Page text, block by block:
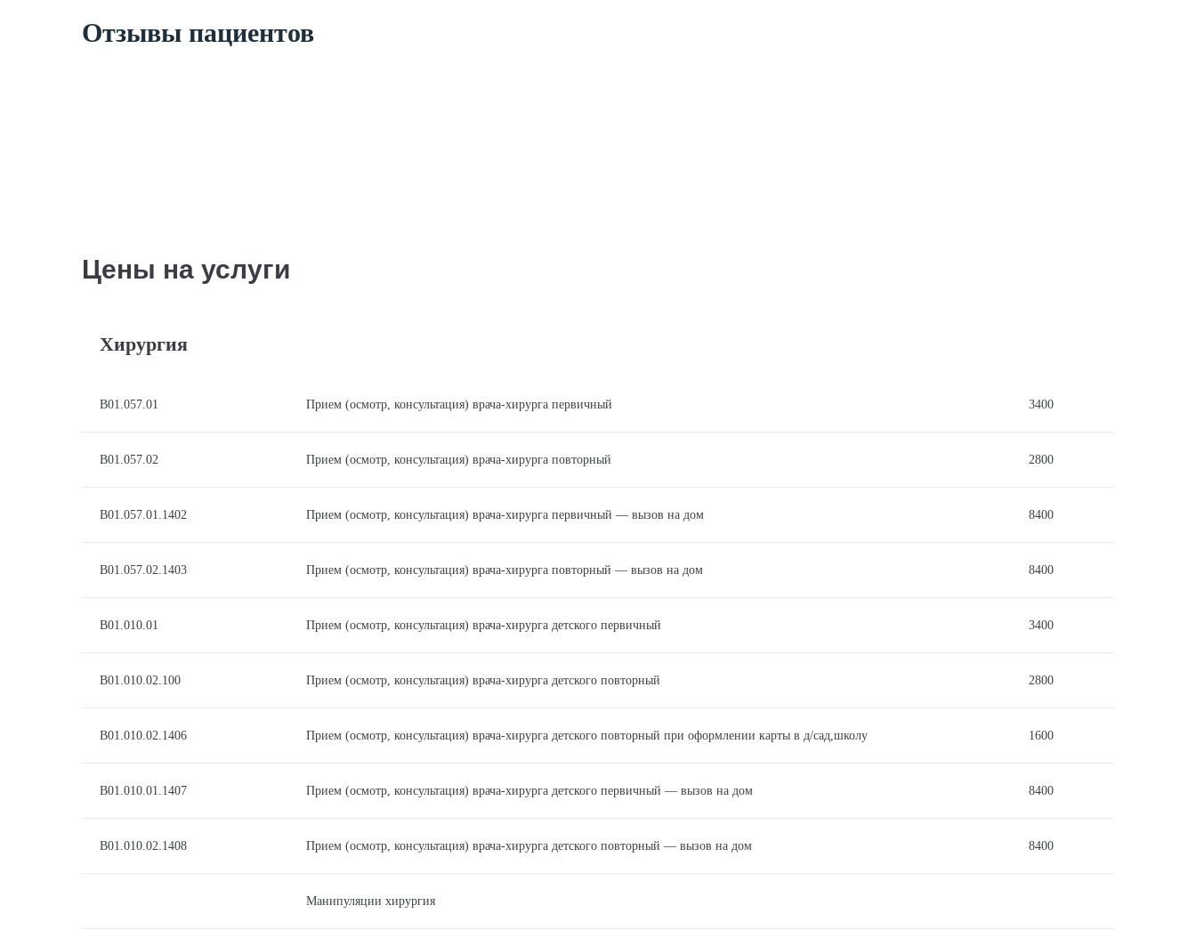
Отзывы пациентов
Цены на услуги
Хирургия
В01.057.01 Прием (осмотр, консультация) врача-хирурга первичный 3400
В01.057.02 Прием (осмотр, консультация) врача-хирурга повторный 2800
В01.057.01.1402 Прием (осмотр, консультация) врача-хирурга первичный — вызов на дом 8400
В01.057.02.1403 Прием (осмотр, консультация) врача-хирурга повторный — вызов на дом 8400
В01.010.01 Прием (осмотр, консультация) врача-хирурга детского первичный 3400
В01.010.02.100 Прием (осмотр, консультация) врача-хирурга детского повторный 2800
В01.010.02.1406 Прием (осмотр, консультация) врача-хирурга детского повторный при оформлении карты в д/сад,школу 1600
В01.010.01.1407 Прием (осмотр, консультация) врача-хирурга детского первичный — вызов на дом 8400
В01.010.02.1408 Прием (осмотр, консультация) врача-хирурга детского повторный — вызов на дом 8400
Манипуляции хирургия